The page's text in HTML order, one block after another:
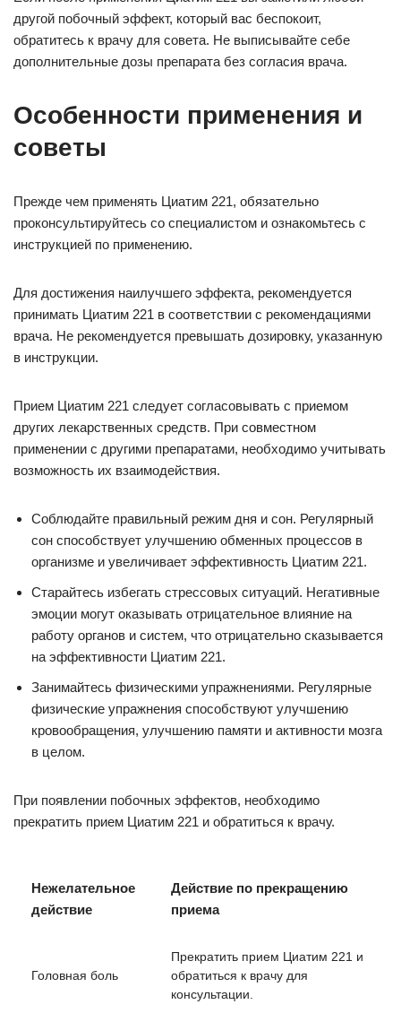
другой побочный эффект, который вас беспокоит,
обратитесь к врачу для совета. Не выписывайте себе
дополнительные дозы препарата без согласия врача.
Особенности применения и
советы
Прежде чем применять Циатим 221, обязательно
проконсультируйтесь со специалистом и ознакомьтесь с
инструкцией по применению.
Для достижения наилучшего эффекта, рекомендуется
принимать Циатим 221 в соответствии с рекомендациями
врача. Не рекомендуется превышать дозировку, указанную
в инструкции.
Прием Циатим 221 следует согласовывать с приемом
других лекарственных средств. При совместном
применении с другими препаратами, необходимо учитывать
возможность их взаимодействия.
Соблюдайте правильный режим дня и сон. Регулярный
сон способствует улучшению обменных процессов в
организме и увеличивает эффективность Циатим 221.
Старайтесь избегать стрессовых ситуаций. Негативные
эмоции могут оказывать отрицательное влияние на
работу органов и систем, что отрицательно сказывается
на эффективности Циатим 221.
Занимайтесь физическими упражнениями. Регулярные
физические упражнения способствуют улучшению
кровообращения, улучшению памяти и активности мозга
в целом.
При появлении побочных эффектов, необходимо
прекратить прием Циатим 221 и обратиться к врачу.
Нежелательное
действие
Действие по прекращению
приема
Головная боль
Прекратить прием Циатим 221 и
обратиться к врачу для
консультации.